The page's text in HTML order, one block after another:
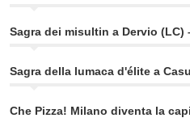
Sagra dei misultin a Dervio (LC)
Sagra della lumaca d'élite a
Che Pizza! Milano diventa la